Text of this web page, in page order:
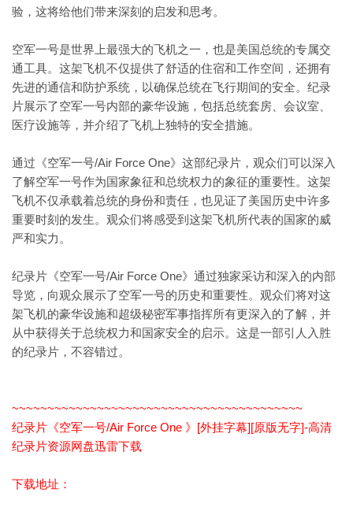
验，这将给他们带来深刻的启发和思考。
空军一号是世界上最强大的飞机之一，也是美国总统的专属交
通工具。这架飞机不仅提供了舒适的住宿和工作空间，还拥有
先进的通信和防护系统，以确保总统在飞行期间的安全。纪录
片展示了空军一号内部的豪华设施，包括总统套房、会议室、
医疗设施等，并介绍了飞机上独特的安全措施。
通过《空军一号/Air Force One》这部纪录片，观众们可以深入
了解空军一号作为国家象征和总统权力的象征的重要性。这架
飞机不仅承载着总统的身份和责任，也见证了美国历史中许多
重要时刻的发生。观众们将感受到这架飞机所代表的国家的威
严和实力。
纪录片《空军一号/Air Force One》通过独家采访和深入的内部
导览，向观众展示了空军一号的历史和重要性。观众们将对这
架飞机的豪华设施和超级秘密军事指挥所有更深入的了解，并
从中获得关于总统权力和国家安全的启示。这是一部引人入胜
的纪录片，不容错过。
~~~~~~~~~~~~~~~~~~~~~~~~~~~~~~~~~~~~~~~~~
纪录片《空军一号/Air Force One 》[外挂字幕][原版无字]-高清
纪录片资源网盘迅雷下载
下载地址：